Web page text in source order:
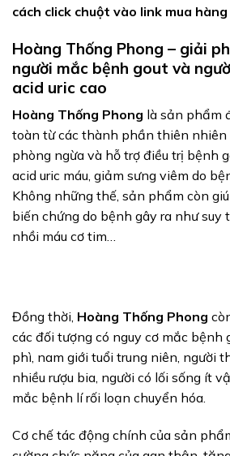
cách click chuột vào link mua
Hoàng Thống Phong – giải
người mắc bệnh gout và
acid uric cao
Hoàng Thống Phong là sản phẩm
toàn từ các thành phần thiên nhiên
phòng ngừa và hỗ trợ điều trị bệnh
acid uric máu, giảm sưng viêm do
Không những thế, sản phẩm còn
biến chứng do bệnh gây ra như suy
nhồi máu cơ tim…
Đồng thời, Hoàng Thống Phong
các đối tượng có nguy cơ mắc bệnh
phì, nam giới tuổi trung niên, người
nhiều rượu bia, người có lối sống ít
mắc bệnh lí rối loạn chuyển hóa.
Cơ chế tác động chính của sản